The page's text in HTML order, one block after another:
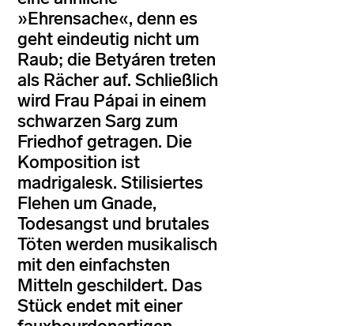
»Ehrensache«, denn es
geht eindeutig nicht um
Raub; die Betyáren treten
als Rächer auf. Schließlich
wird Frau Pápai in einem
schwarzen Sarg zum
Friedhof getragen. Die
Komposition ist
madrigalesk. Stilisiertes
Flehen um Gnade,
Todesangst und brutales
Töten werden musikalisch
mit den einfachsten
Mitteln geschildert. Das
Stück endet mit einer